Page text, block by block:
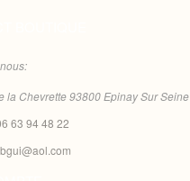
la Chevrette 93800 Epinay Sur Seine
63 94 48 22